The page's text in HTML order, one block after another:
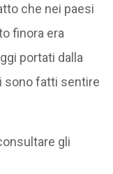
che nei paesi
finora era
portati dalla
sono fatti sentire
gli